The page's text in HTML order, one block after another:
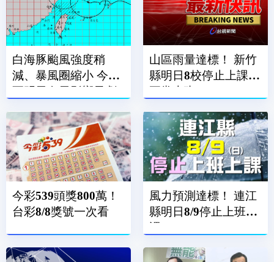
白海豚颱風強度稍
減、暴風圈縮小 今晚
至明天白天影響最劇
山區雨量達標！ 新竹
縣明日8校停止上課、
正常上班
今彩539頭獎800萬！
台彩8/8獎號一次看
風力預測達標！ 連江
縣明日8/9停止上班上
課